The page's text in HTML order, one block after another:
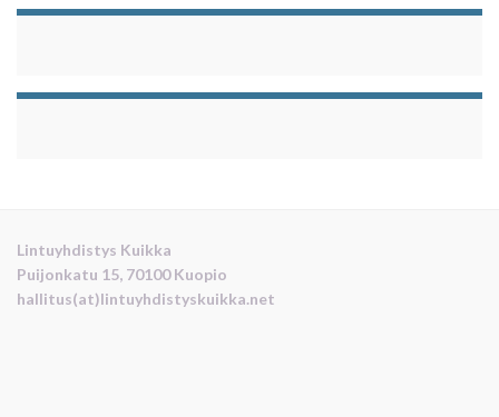
Lintuyhdistys Kuikka
Puijonkatu 15, 70100 Kuopio
hallitus(at)lintuyhdistyskuikka.net